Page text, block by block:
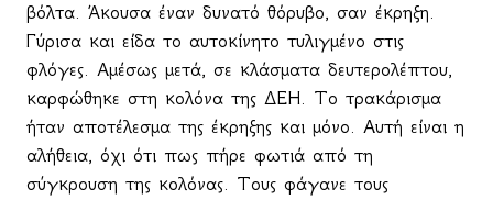
βόλτα. Άκουσα έναν δυνατό θόρυβο, σαν έκρηξη.
Γύρισα και είδα το αυτοκίνητο τυλιγμένο στις
φλόγες. Αμέσως μετά, σε κλάσματα δευτερολέπτου,
καρφώθηκε στη κολόνα της ΔΕΗ. Το τρακάρισμα
ήταν αποτέλεσμα της έκρηξης και μόνο. Αυτή είναι η
αλήθεια, όχι ότι πως πήρε φωτιά από τη
σύγκρουση της κολόνας. Τους φάγανε τους